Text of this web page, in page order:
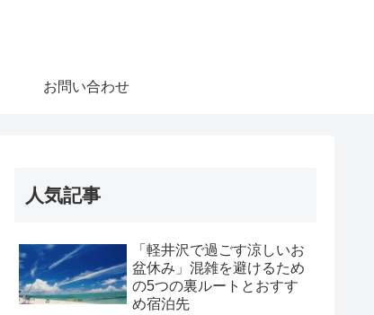
お問い合わせ
人気記事
「軽井沢で過ごす涼しいお
盆休み」混雑を避けるため
の5つの裏ルートとおすす
め宿泊先